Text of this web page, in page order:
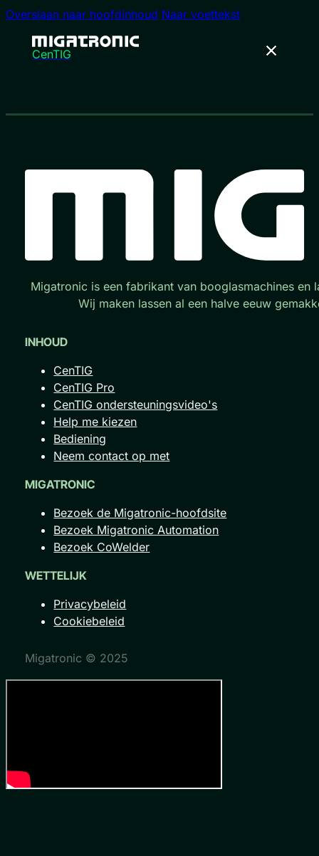
Overslaan naar hoofdinhoud Naar voettekst
CenTIG
Migatronic is een fabrikant van booglasmachines en
Wij maken lassen al een halve eeuw
INHOUD
CenTIG
CenTIG Pro
CenTIG ondersteuningsvideo's
Help me kiezen
Bediening
Neem contact op met
MIGATRONIC
Bezoek de Migatronic-hoofdsite
Bezoek Migatronic Automation
Bezoek CoWelder
WETTELIJK
Privacybeleid
Cookiebeleid
Migatronic © 2025